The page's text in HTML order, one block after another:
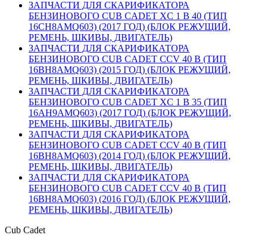
ЗАПЧАСТИ ДЛЯ СКАРИФИКАТОРА
БЕНЗИНОВОГО CUB CADET XC 1 B 40 (ТИП
16CH8AMQ603) (2017 ГОД) (БЛОК РЕЖУЩИЙ,
РЕМЕНЬ, ШКИВЫ, ДВИГАТЕЛЬ)
ЗАПЧАСТИ ДЛЯ СКАРИФИКАТОРА
БЕНЗИНОВОГО CUB CADET CCV 40 B (ТИП
16BH8AMQ603) (2015 ГОД) (БЛОК РЕЖУЩИЙ,
РЕМЕНЬ, ШКИВЫ, ДВИГАТЕЛЬ)
ЗАПЧАСТИ ДЛЯ СКАРИФИКАТОРА
БЕНЗИНОВОГО CUB CADET XC 1 B 35 (ТИП
16AH9AMQ603) (2017 ГОД) (БЛОК РЕЖУЩИЙ,
РЕМЕНЬ, ШКИВЫ, ДВИГАТЕЛЬ)
ЗАПЧАСТИ ДЛЯ СКАРИФИКАТОРА
БЕНЗИНОВОГО CUB CADET CCV 40 B (ТИП
16BH8AMQ603) (2014 ГОД) (БЛОК РЕЖУЩИЙ,
РЕМЕНЬ, ШКИВЫ, ДВИГАТЕЛЬ)
ЗАПЧАСТИ ДЛЯ СКАРИФИКАТОРА
БЕНЗИНОВОГО CUB CADET CCV 40 B (ТИП
16BH8AMQ603) (2016 ГОД) (БЛОК РЕЖУЩИЙ,
РЕМЕНЬ, ШКИВЫ, ДВИГАТЕЛЬ)
Cub Cadet